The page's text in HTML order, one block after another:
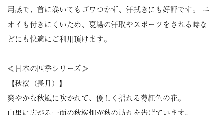
用感で、首に巻いてもゴワつかず、汗拭きにも好評です。 ニ
オイも付きにくいため、夏場の汗取やスポーツをされる時な
どにも快適にご利用頂けます。
≪日本の四季シリーズ≫
【秋桜（長月）】
爽やかな秋風に吹かれて、優しく揺れる薄紅色の花。
山里に広がる一面の秋桜畑が秋の訪れを告げています。